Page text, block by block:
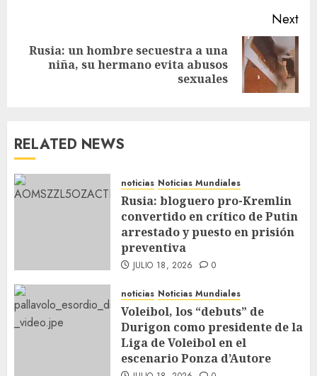
Next
Rusia: un hombre secuestra a una
niña, su hermano evita abusos
sexuales
RELATED NEWS
noticias Noticias Mundiales
Rusia: bloguero pro-Kremlin
convertido en crítico de Putin
arrestado y puesto en prisión
preventiva
JULIO 18, 2026 0
noticias Noticias Mundiales
Voleibol, los “debuts” de
Durigon como presidente de la
Liga de Voleibol en el
escenario Ponza d’Autore